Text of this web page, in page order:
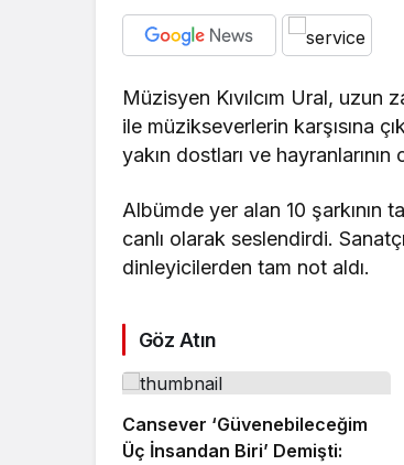
Müzisyen Kıvılcım Ural, uzun
ile müzikseverlerin karşısına
yakın dostları ve
Albümde yer alan 10 şarkının
canlı olarak seslendirdi.
dinleyicilerden tam not aldı.
Göz Atın
Cansever ‘Güvenebileceğim
Üç İnsandan Biri’ Demişti: